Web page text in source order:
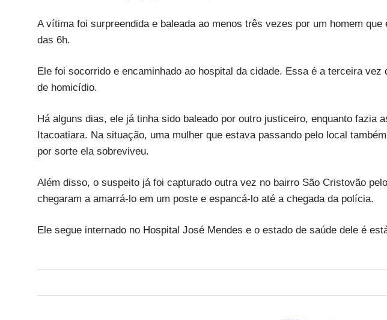
A vítima foi surpreendida e baleada ao menos três vezes por um homem
das 6h.
Ele foi socorrido e encaminhado ao hospital da cidade. Essa é a terceira
de homicídio.
Há alguns dias, ele já tinha sido baleado por outro justiceiro, enquanto fazia
Itacoatiara. Na situação, uma mulher que estava passando pelo local
por sorte ela sobreviveu.
Além disso, o suspeito já foi capturado outra vez no bairro São Cristovão
chegaram a amarrá-lo em um poste e espancá-lo até a chegada da polícia.
Ele segue internado no Hospital José Mendes e o estado de saúde dele é